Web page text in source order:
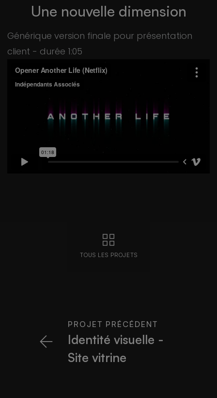
Une nouvelle dimension
Générique version finale pour présentation
client - durée 1:05
PROJET PRÉCÉDENT
Identité visuelle -
Site vitrine
TOUS LES PROJETS